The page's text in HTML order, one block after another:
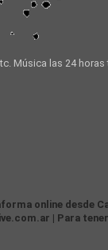
Música las 24
online desde
| Para